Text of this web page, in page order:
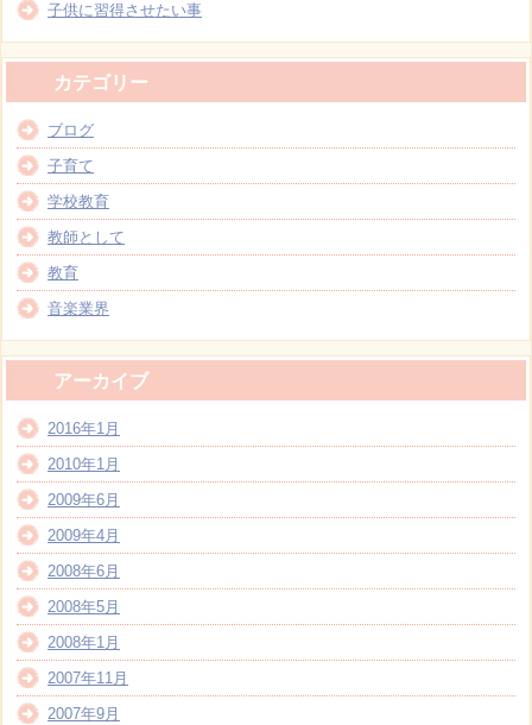
子供に習得させたい事
カテゴリー
ブログ
子育て
学校教育
教師として
教育
音楽業界
アーカイブ
2016年1月
2010年1月
2009年6月
2009年4月
2008年6月
2008年5月
2008年1月
2007年11月
2007年9月